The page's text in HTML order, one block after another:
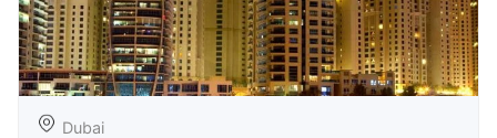
Dubai